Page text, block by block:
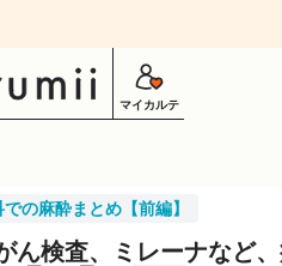
マイカルテ
の麻酔まとめ【前編】
ん検査、ミレーナなど